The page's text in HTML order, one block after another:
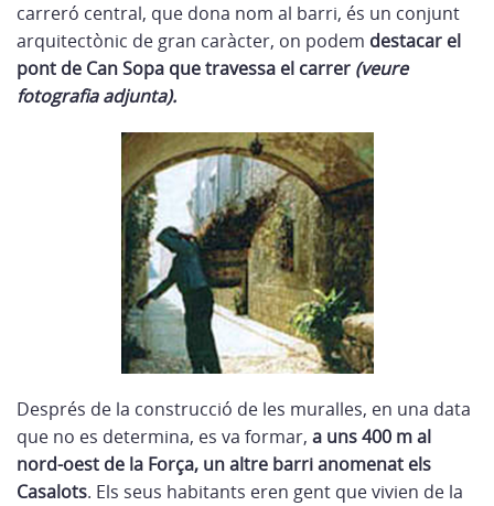
carreró central, que dona nom al barri, és un conjunt
arquitectònic de gran caràcter, on podem destacar el
pont de Can Sopa que travessa el carrer (veure
fotografia adjunta).
Després de la construcció de les muralles, en una data
que no es determina, es va formar, a uns 400 m al
nord-oest de la Força, un altre barri anomenat els
Casalots. Els seus habitants eren gent que vivien de la